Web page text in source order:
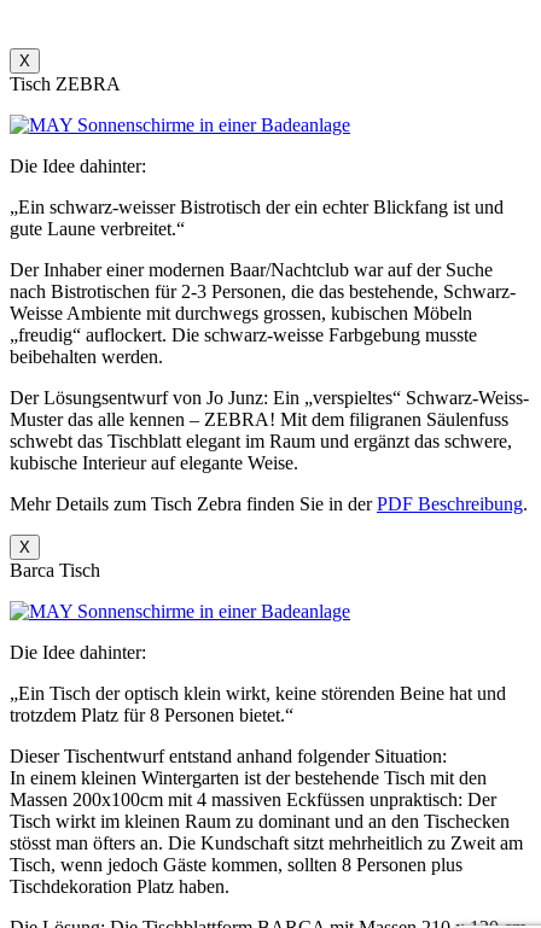
X
Tisch ZEBRA
Die Idee dahinter:
„Ein schwarz-weisser Bistrotisch der ein echter Blickfang ist und
gute Laune verbreitet.“
Der Inhaber einer modernen Baar/Nachtclub war auf der Suche
nach Bistrotischen für 2-3 Personen, die das bestehende, Schwarz-
Weisse Ambiente mit durchwegs grossen, kubischen Möbeln
„freudig“ auflockert. Die schwarz-weisse Farbgebung musste
beibehalten werden.
Der Lösungsentwurf von Jo Junz: Ein „verspieltes“ Schwarz-Weiss-
Muster das alle kennen – ZEBRA! Mit dem filigranen Säulenfuss
schwebt das Tischblatt elegant im Raum und ergänzt das schwere,
kubische Interieur auf elegante Weise.
Mehr Details zum Tisch Zebra finden Sie in derPDF Beschreibung.
X
Barca Tisch
Die Idee dahinter:
„Ein Tisch der optisch klein wirkt, keine störenden Beine hat und
trotzdem Platz für 8 Personen bietet.“
Dieser Tischentwurf entstand anhand folgender Situation:
In einem kleinen Wintergarten ist der bestehende Tisch mit den
Massen 200x100cm mit 4 massiven Eckfüssen unpraktisch: Der
Tisch wirkt im kleinen Raum zu dominant und an den Tischecken
stösst man öfters an. Die Kundschaft sitzt mehrheitlich zu Zweit am
Tisch, wenn jedoch Gäste kommen, sollten 8 Personen plus
Tischdekoration Platz haben.